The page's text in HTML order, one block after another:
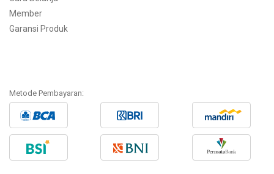
Member
Garansi Produk
Metode Pembayaran: